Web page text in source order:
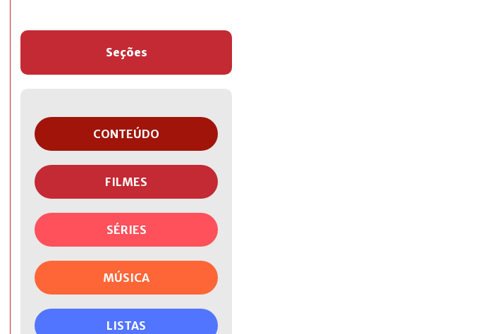
Seções
CONTEÚDO
FILMES
SÉRIES
MÚSICA
LISTAS